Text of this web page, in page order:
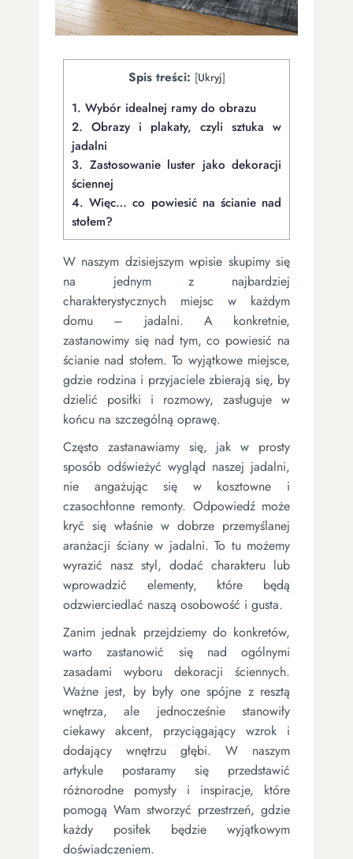
Spis treści: [Ukryj]
1. Wybór idealnej ramy do obrazu
2. Obrazy i plakaty, czyli sztuka w
jadalni
3. Zastosowanie luster jako dekoracji
ściennej
4. Więc… co powiesić na ścianie nad
stołem?
W naszym dzisiejszym wpisie skupimy się
na jednym z najbardziej
charakterystycznych miejsc w każdym
domu – jadalni. A konkretnie,
zastanowimy się nad tym, co powiesić na
ścianie nad stołem. To wyjątkowe miejsce,
gdzie rodzina i przyjaciele zbierają się, by
dzielić posiłki i rozmowy, zasługuje w
końcu na szczególną oprawę.
Często zastanawiamy się, jak w prosty
sposób odświeżyć wygląd naszej jadalni,
nie angażując się w kosztowne i
czasochłonne remonty. Odpowiedź może
kryć się właśnie w dobrze przemyślanej
aranżacji ściany w jadalni. To tu możemy
wyrazić nasz styl, dodać charakteru lub
wprowadzić elementy, które będą
odzwierciedlać naszą osobowość i gusta.
Zanim jednak przejdziemy do konkretów,
warto zastanowić się nad ogólnymi
zasadami wyboru dekoracji ściennych.
Ważne jest, by były one spójne z resztą
wnętrza, ale jednocześnie stanowiły
ciekawy akcent, przyciągający wzrok i
dodający wnętrzu głębi. W naszym
artykule postaramy się przedstawić
różnorodne pomysły i inspiracje, które
pomogą Wam stworzyć przestrzeń, gdzie
każdy posiłek będzie wyjątkowym
doświadczeniem.